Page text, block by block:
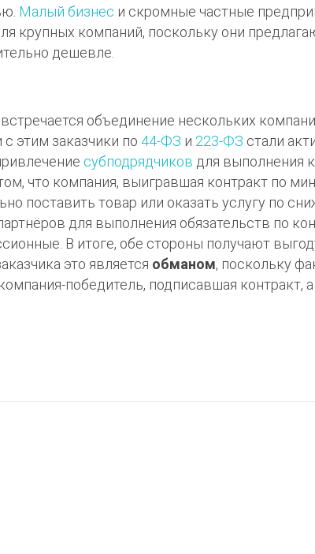
Малый бизнес и скромные частные
крупных компаний, поскольку они
дешевле.
объединение нескольких
этим заказчики по 44-ФЗ и 223-ФЗ стали
субподрядчиков для выполнения
что компания, выигравшая контракт по
поставить товар или оказать услугу по
для выполнения обязательств по
В итоге, обе стороны получают
это является обманом, поскольку
победитель, подписавшая контракт, а